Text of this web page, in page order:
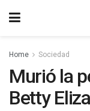
Home Sociedad
Murió la
Betty